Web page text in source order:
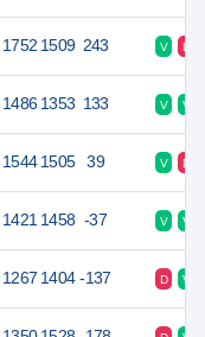
1752 1509 243 V D
1486 1353 133 V V
1544 1505 39 V D
1421 1458 -37 V V
1267 1404 -137 D V